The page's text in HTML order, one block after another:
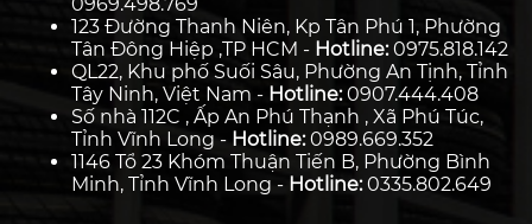
123 Đường Thanh Niên, Kp Tân Phú 1, Phường
Tân Đông Hiệp ,TP HCM - Hotline:0975.818.142
QL22, Khu phố Suối Sâu, Phường An Tịnh, Tỉnh
Tây Ninh, Việt Nam - Hotline:0907.444.408
Số nhà 112C , Ấp An Phú Thạnh , Xã Phú Túc,
Tỉnh Vĩnh Long - Hotline:0989.669.352
1146 Tổ 23 Khóm Thuận Tiến B, Phường Bình
Minh, Tỉnh Vĩnh Long - Hotline:0335.802.649